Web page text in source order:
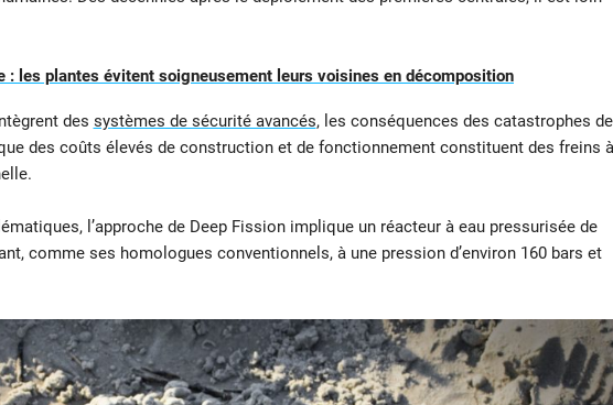
: les plantes évitent soigneusement leurs voisines en décomposition
des systèmes de sécurité avancés, les conséquences des catastrophes de
des coûts élevés de construction et de fonctionnement constituent des freins à
l’approche de Deep Fission implique un réacteur à eau pressurisée de
comme ses homologues conventionnels, à une pression d’environ 160 bars et